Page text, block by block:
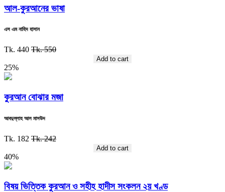
আল-কুরআনের ভাষা
এস এম নাহিদ হাসান
Tk. 440 Tk. 550
Add to cart
25%
কুরআন বোঝার মজা
আবদুল্লাহ আল মাসউদ
Tk. 182 Tk. 242
Add to cart
40%
বিষয় ভিত্তিক কুরআন ও সহীহ হাদীস সংকলন ২য় খণ্ড